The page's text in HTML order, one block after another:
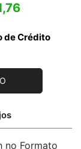
de Crédito
no Formato